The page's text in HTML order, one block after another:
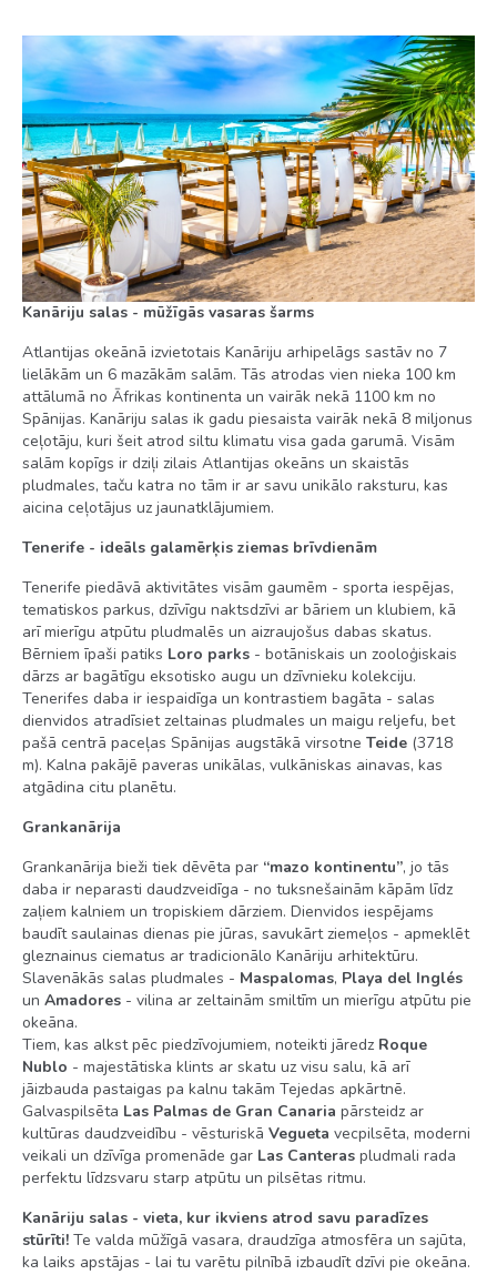
Kanāriju salas - mūžīgās vasaras šarms
Atlantijas okeānā izvietotais Kanāriju arhipelāgs sastāv no 7
lielākām un 6 mazākām salām. Tās atrodas vien nieka 100 km
attālumā no Āfrikas kontinenta un vairāk nekā 1100 km no
Spānijas. Kanāriju salas ik gadu piesaista vairāk nekā 8 miljonus
ceļotāju, kuri šeit atrod siltu klimatu visa gada garumā. Visām
salām kopīgs ir dziļi zilais Atlantijas okeāns un skaistās
pludmales, taču katra no tām ir ar savu unikālo raksturu, kas
aicina ceļotājus uz jaunatklājumiem.
Tenerife - ideāls galamērķis ziemas brīvdienām
Tenerife piedāvā aktivitātes visām gaumēm - sporta iespējas,
tematiskos parkus, dzīvīgu naktsdzīvi ar bāriem un klubiem, kā
arī mierīgu atpūtu pludmalēs un aizraujošus dabas skatus.
Bērniem īpaši patiks Loro parks - botāniskais un zooloģiskais
dārzs ar bagātīgu eksotisko augu un dzīvnieku kolekciju.
Tenerifes daba ir iespaidīga un kontrastiem bagāta - salas
dienvidos atradīsiet zeltainas pludmales un maigu reljefu, bet
pašā centrā paceļas Spānijas augstākā virsotne Teide (3718
m). Kalna pakājē paveras unikālas, vulkāniskas ainavas, kas
atgādina citu planētu.
Grankanārija
Grankanārija bieži tiek dēvēta par “mazo kontinentu”, jo tās
daba ir neparasti daudzveidīga - no tuksnešainām kāpām līdz
zaļiem kalniem un tropiskiem dārziem. Dienvidos iespējams
baudīt saulainas dienas pie jūras, savukārt ziemeļos - apmeklēt
gleznainus ciematus ar tradicionālo Kanāriju arhitektūru.
Slavenākās salas pludmales - Maspalomas, Playa del Inglés
un Amadores - vilina ar zeltainām smiltīm un mierīgu atpūtu pie
okeāna.
Tiem, kas alkst pēc piedzīvojumiem, noteikti jāredz Roque
Nublo - majestātiska klints ar skatu uz visu salu, kā arī
jāizbauda pastaigas pa kalnu takām Tejedas apkārtnē.
Galvaspilsēta Las Palmas de Gran Canaria pārsteidz ar
kultūras daudzveidību - vēsturiskā Vegueta vecpilsēta, moderni
veikali un dzīvīga promenāde gar Las Canteras pludmali rada
perfektu līdzsvaru starp atpūtu un pilsētas ritmu.
Kanāriju salas - vieta, kur ikviens atrod savu paradīzes
stūrīti! Te valda mūžīgā vasara, draudzīga atmosfēra un sajūta,
ka laiks apstājas - lai tu varētu pilnībā izbaudīt dzīvi pie okeāna.